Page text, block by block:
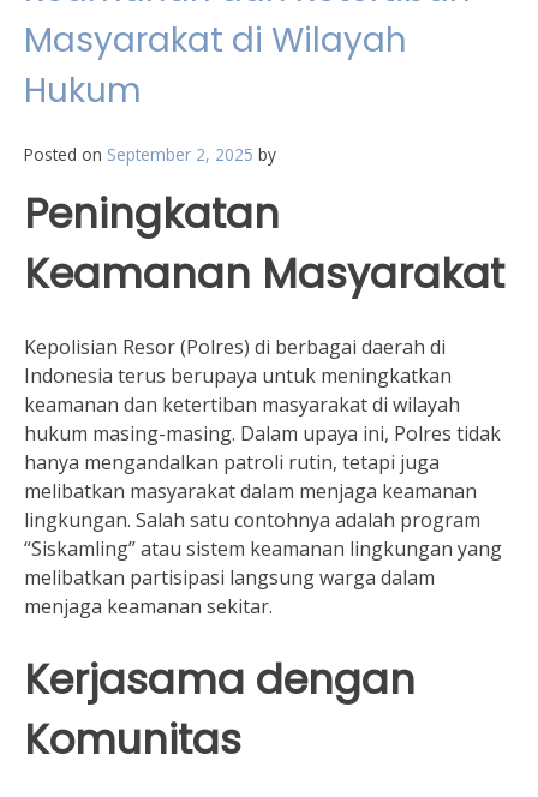
Masyarakat di Wilayah
Hukum
Posted on September 2, 2025 by
Peningkatan
Keamanan Masyarakat
Kepolisian Resor (Polres) di berbagai daerah di
Indonesia terus berupaya untuk meningkatkan
keamanan dan ketertiban masyarakat di wilayah
hukum masing-masing. Dalam upaya ini, Polres tidak
hanya mengandalkan patroli rutin, tetapi juga
melibatkan masyarakat dalam menjaga keamanan
lingkungan. Salah satu contohnya adalah program
“Siskamling” atau sistem keamanan lingkungan yang
melibatkan partisipasi langsung warga dalam
menjaga keamanan sekitar.
Kerjasama dengan
Komunitas